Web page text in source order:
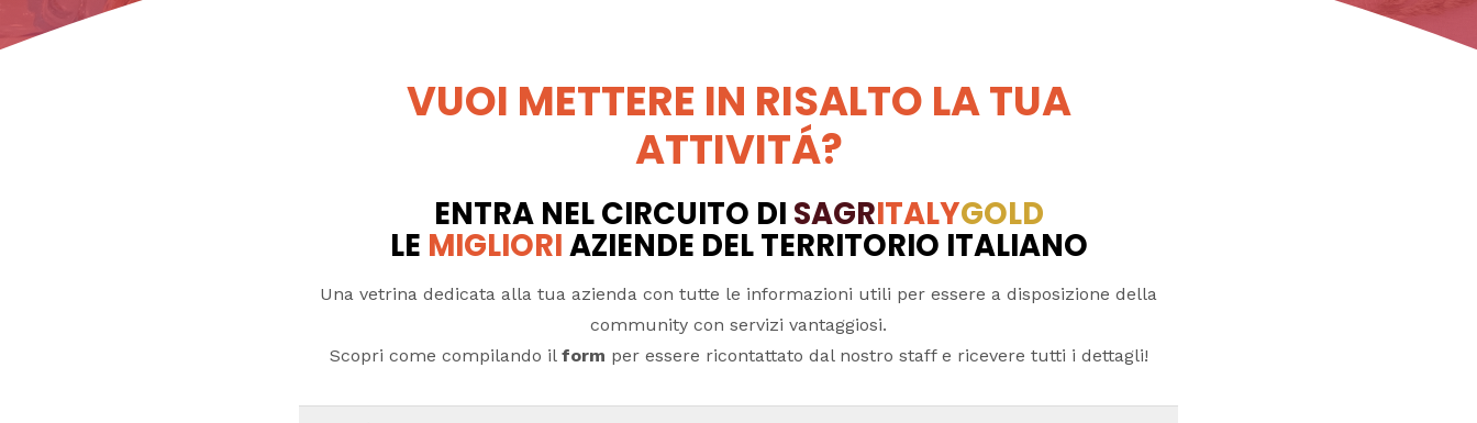
VUOI METTERE IN RISALTO LA TUA
ATTIVITÁ?
ENTRA NEL CIRCUITO DI SAGRITALYGOLD
LE MIGLIORIAZIENDE DEL TERRITORIO ITALIANO
Una vetrina dedicata alla tua azienda con tutte le informazioni utili per essere a disposizione della
community con servizi vantaggiosi.
Scopri come compilando il form per essere ricontattato dal nostro staff e ricevere tutti i dettagli!